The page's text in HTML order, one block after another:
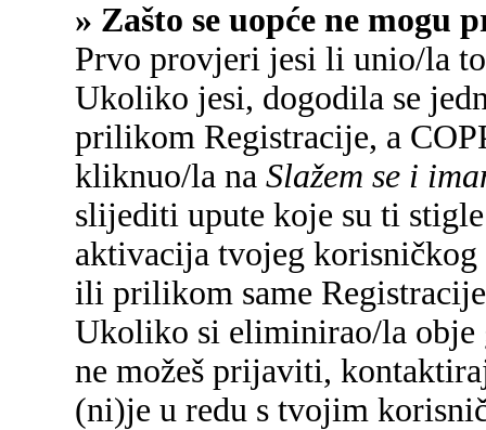
» Zašto se uopće ne mogu
Prvo provjeri jesi li unio/la
Ukoliko jesi, dogodila se
prilikom Registracije, a
kliknuo/la na Slažem se i
slijediti upute koje su ti
aktivacija tvojeg
ili prilikom same
Ukoliko si eliminirao/la obje
ne možeš prijaviti,
(ni)je u redu s tvojim